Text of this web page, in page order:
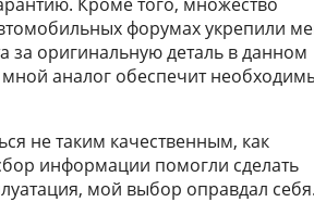
форумах укрепили
за оригинальную деталь в данном
аналог обеспечит
не таким качественным, как
информации помогли сделать
мой выбор оправдал себя.